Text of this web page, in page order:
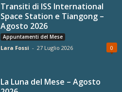
Transiti di ISS International
Space Station e Tiangong –
Agosto 2026
Appuntamenti del Mese
Lara Fossi - 27 Luglio 2026 0
La Luna del Mese – Agosto